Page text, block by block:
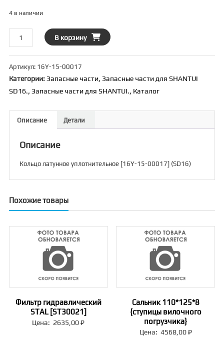
4 в наличии
товара
Кольцо
латунное
уплотнительное
[16Y-
В корзину
Артикул: 16Y-15-00017
Категории: Запасные части, Запасные части для SHANTUI
SD16., Запасные части для SHANTUI., Каталог
Описание Детали
Описание
Кольцо латунное уплотнительное [16Y-15-00017] (SD16)
Похожие товары
Фильтр гидравлический
STAL [ST30021]
Цена: 2635,00₽
Сальник 110*125*8
{ступицы вилочного
погрузчика}
Цена: 4568,00₽